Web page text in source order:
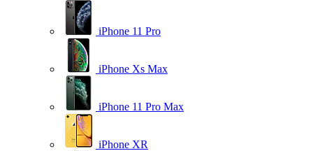
iPhone 11 Pro
iPhone Xs Max
iPhone 11 Pro Max
iPhone XR